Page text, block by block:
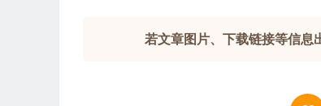
若文章图片、下载链接等信息